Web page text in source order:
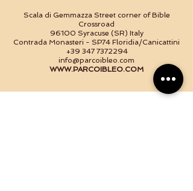
Scala di Gemmazza Street corner of Bible
Crossroad
96100 Syracuse (SR) Italy
Contrada Monasteri - SP74 Floridia/Canicattini
+39 347 7372294
info@parcoibleo.com
WWW.PARCOIBLEO.COM